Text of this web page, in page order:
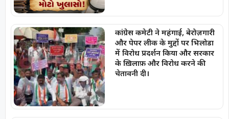
कांग्रेस कमेटी ने महंगाई, बेरोज़गारी
और पेपर लीक के मुद्दों पर भिलोडा
में विरोध प्रदर्शन किया और सरकार
के ख़िलाफ़ और विरोध करने की
चेतावनी दी।